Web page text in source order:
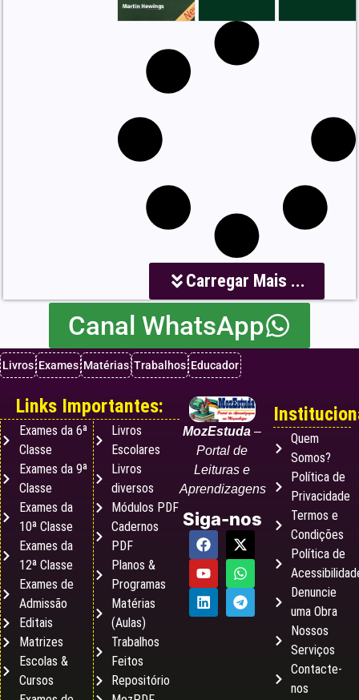
Carregar Mais ...
Canal WhatsApp
Livros Exames Matérias Trabalhos Educador
MozEstuda –
Portal de
Leituras e
Aprendizagens
Siga-nos
Quem
Somos?
Política de
Privacidade
Termos e
Condições
Política de
Denuncie
uma Obra
Nossos
Serviços
Contacte-
nos
Links Importantes:
Exames da 6ª
Classe
Exames da 9ª
Classe
Exames da
10ª Classe
Exames da
12ª Classe
Exames de
Admissão
Editais
Matrizes
Escolas &
Cursos
Livros
Escolares
Livros
diversos
Módulos PDF
Cadernos
PDF
Planos &
Programas
Matérias
(Aulas)
Trabalhos
Feitos
Repositório